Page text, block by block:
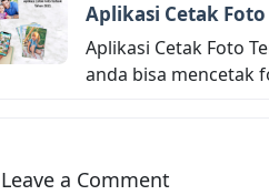
Aplikasi Cetak
Aplikasi Cetak Foto
anda bisa mencetak
Leave a Comment